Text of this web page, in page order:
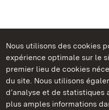
Nous utilisons des cookies
expérience optimale sur le
premier lieu de cookies
du site. Nous utilisons
d’analyse et de statistiques
plus amples informations
Châteaux et jardins
Château résidentiel de